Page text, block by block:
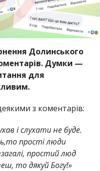
Долинського
Думки —
для
з коментарів:
і слухати не буде.
прості люди
простий люд
то дякуй Богу!»